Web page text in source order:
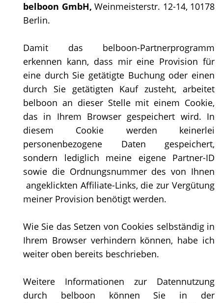
belboon GmbH, Weinmeisterstr. 12-14, 10178
Berlin.
Damit das belboon-Partnerprogramm
erkennen kann, dass mir eine Provision für
eine durch Sie getätigte Buchung oder einen
durch Sie getätigten Kauf zusteht, arbeitet
belboon an dieser Stelle mit einem Cookie,
das in Ihrem Browser gespeichert wird. In
diesem Cookie werden keinerlei
personenbezogene Daten gespeichert,
sondern lediglich meine eigene Partner-ID
sowie die Ordnungsnummer des von Ihnen
angeklickten Affiliate-Links, die zur Vergütung
meiner Provision benötigt werden.
Wie Sie das Setzen von Cookies selbständig in
Ihrem Browser verhindern können, habe ich
weiter oben bereits beschrieben.
Weitere Informationen zur Datennutzung
durch belboon können Sie in der